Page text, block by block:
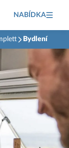
NABÍDKA
Bydlení